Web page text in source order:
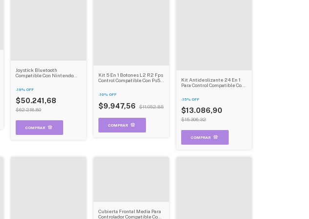
Joystick Bluetooth
Compatible Con Nintendo
Android Ios Dehuka
-19% OFF
$50.241,68
$62.218,80
Kit 5 En 1 Botones L2 R2 Fps
Control Compatible Con Ps5
-10% OFF
$9.947,56 $11.052,85
Kit Antideslizante 24 En 1
Para Control Compatible Con
-15% OFF
$13.086,90
$15.306,32
Cubierta Frontal Media Para
Controlador Compatible Con